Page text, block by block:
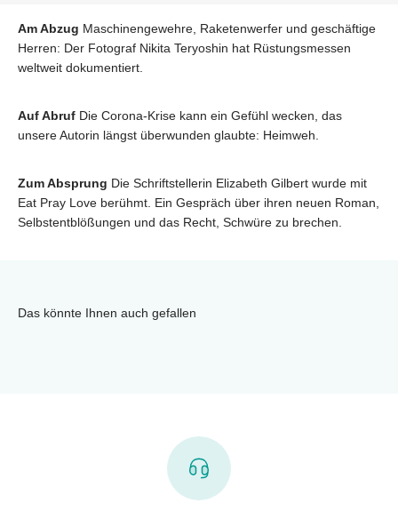
Am Abzug Maschinengewehre, Raketenwerfer und geschäftige
Herren: Der Fotograf Nikita Teryoshin hat Rüstungsmessen
weltweit dokumentiert.
Auf Abruf Die Corona-Krise kann ein Gefühl wecken, das
unsere Autorin längst überwunden glaubte: Heimweh.
Zum Absprung Die Schriftstellerin Elizabeth Gilbert wurde mit
Eat Pray Love berühmt. Ein Gespräch über ihren neuen Roman,
Selbstentblößungen und das Recht, Schwüre zu brechen.
Das könnte Ihnen auch gefallen